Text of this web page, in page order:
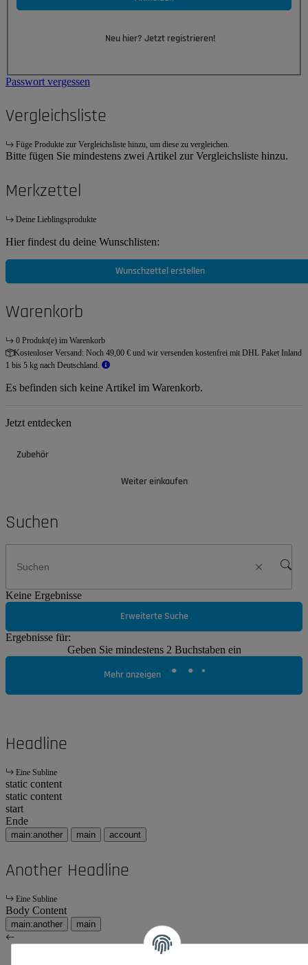
Neu hier? Jetzt registrieren!
Passwort vergessen
Vergleichsliste
Füge Produkte zur Vergleichsliste hinzu, um diese zu vergleichen.
Bitte fügen Sie mindestens zwei Artikel zur Vergleichsliste hinzu.
Merkzettel
Deine Lieblingsprodukte
Hier findest du deine Wunschlisten:
Wunschzettel erstellen
Warenkorb
0 Produkt(e) im Warenkorb
Kostenloser Versand: Noch 49,00 € und wir versenden kostenfrei mit DHL Paket Inland
1 bis 5 kg nach Deutschland.
Es befinden sich keine Artikel im Warenkorb.
Jetzt entdecken
Zubehör
Weiter einkaufen
Suchen
Keine Ergebnisse
Erweiterte Suche
Ergebnisse für:
Geben Sie mindestens 2 Buchstaben ein
Mehr anzeigen
Headline
Eine Subline
static content
static content
start
Ende
main:another main account
Another Headline
Eine Subline
Body Content
main:another main